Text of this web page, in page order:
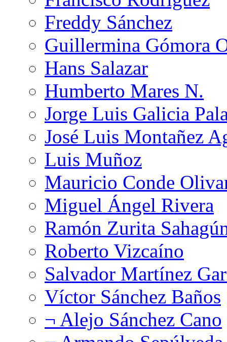
Freddy Sánchez
Guillermina Gómora
Hans Salazar
Humberto Mares N.
Jorge Luis Galicia
José Luis Montañez
Luis Muñoz
Mauricio Conde
Miguel Ángel Rivera
Ramón Zurita
Roberto Vizcaíno
Salvador Martínez
Víctor Sánchez Baños
¬ Alejo Sánchez Cano